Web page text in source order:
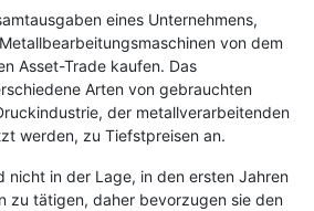
eines Unternehmens,
von dem
Asset-Trade kaufen. Das
Arten von gebrauchten
der metallverarbeitenden
werden, zu Tiefstpreisen an.
nicht in der Lage, in den ersten Jahren
zu tätigen, daher bevorzugen sie den